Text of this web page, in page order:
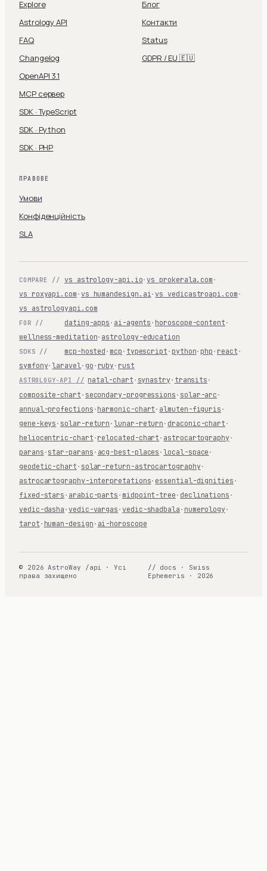
Explore
Astrology API
FAQ
Changelog
OpenAPI 3.1
MCP сервер
SDK · TypeScript
SDK · Python
SDK · PHP
Блог
Контакти
Status
GDPR / EU 🇪🇺
ПРАВОВЕ
Умови
Конфіденційність
SLA
COMPARE // vs astrology-api.io·vs prokerala.com ·
vs roxyapi.com · vs humandesign.ai·vs vedicastroapi.com ·
vs astrologyapi.com
FOR // dating-apps · ai-agents · horoscope-content ·
wellness-meditation· astrology-education
SDKS // mcp-hosted · mcp · typescript · python· php · react ·
symfony·laravel· go · ruby · rust
ASTROLOGY-API // natal-chart · synastry · transits ·
composite-chart · secondary-progressions · solar-arc ·
annual-profections · harmonic-chart · almuten-figuris ·
gene-keys · solar-return ·lunar-return · draconic-chart ·
heliocentric-chart · relocated-chart · astrocartography ·
parans · star-parans · acg-best-places ·local-space ·
geodetic-chart · solar-return-astrocartography ·
astrocartography-interpretations· essential-dignities ·
fixed-stars · arabic-parts · midpoint-tree · declinations ·
vedic-dasha ·vedic-vargas ·vedic-shadbala · numerology ·
tarot · human-design · ai-horoscope
© 2026 AstroWay /api · Усі
права захищено
// docs · Swiss
Ephemeris · 2026